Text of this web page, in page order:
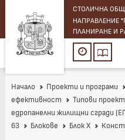
СТОЛИЧНА
НАПРАВЛЕНИЕ
ПЛАНИРАНЕ И
Начало Проекти и програми
ефективност
Типови
едропанелни жилищни сгради
63
Блокове Блок X